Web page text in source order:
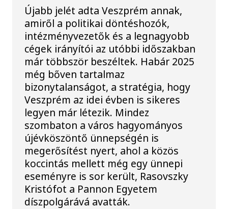
Újabb jelét adta Veszprém annak,
amiről a politikai döntéshozók,
intézményvezetők és a legnagyobb
cégek irányítói az utóbbi időszakban
már többször beszéltek. Habár 2025
még bőven tartalmaz
bizonytalanságot, a stratégia, hogy
Veszprém az idei évben is sikeres
legyen már létezik. Mindez
szombaton a város hagyományos
újévköszöntő ünnepségén is
megerősítést nyert, ahol a közös
koccintás mellett még egy ünnepi
eseményre is sor került, Rasovszky
Kristófot a Pannon Egyetem
díszpolgárává avatták.